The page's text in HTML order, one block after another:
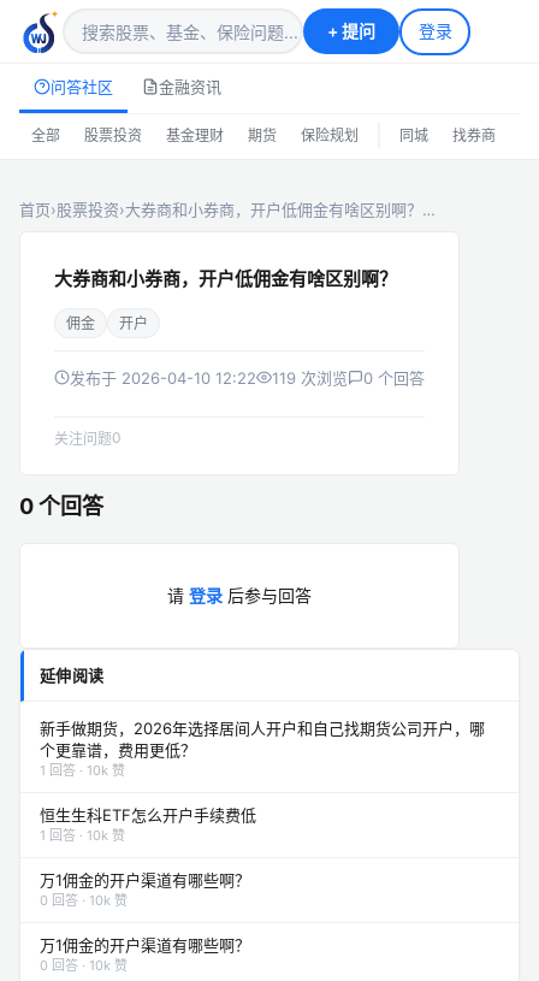
+提问 登录
问答社区 金融资讯
全部 股票投资 基金理财 期货 保险规划 同城 找券商
首页›股票投资›大券商和小券商，开户低佣金有啥区别啊？…
大券商和小券商，开户低佣金有啥区别啊？
佣金 开户
发布于 2026-04-10 12:22 119 次浏览 0 个回答
关注问题0
0 个回答
请 登录 后参与回答
延伸阅读
新手做期货，2026年选择居间人开户和自己找期货公司开户，哪
个更靠谱，费用更低？
1 回答 · 10k 赞
恒生生科ETF怎么开户手续费低
1 回答 · 10k 赞
万1佣金的开户渠道有哪些啊？
0 回答 · 10k 赞
万1佣金的开户渠道有哪些啊？
0 回答 · 10k 赞